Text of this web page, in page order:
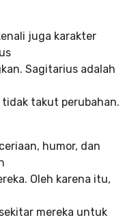
juga karakter
Sagitarius adalah
takut perubahan.
humor, dan
Oleh karena itu,
mereka untuk